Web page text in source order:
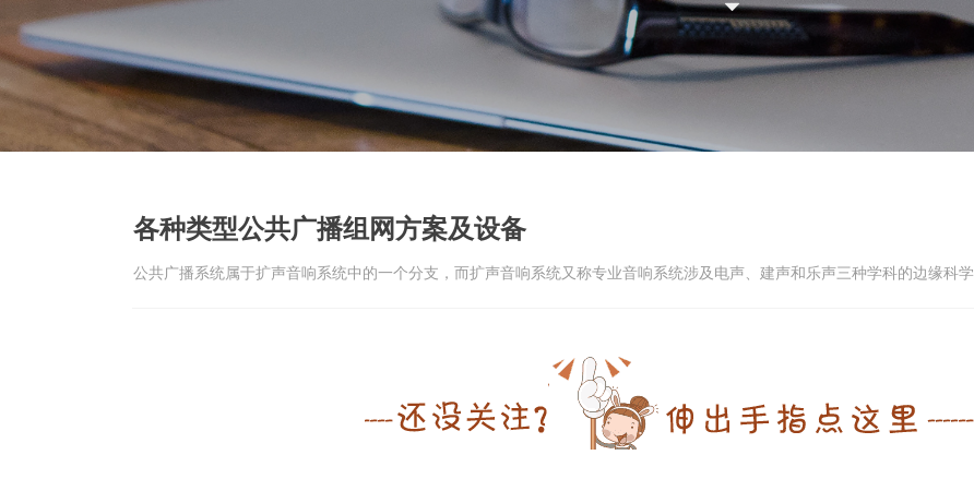
各种类型公共广播组网方案及设备
뀓
公共广播系统属于扩声音响系统中的一个分支，而扩声音响系统又称专业音响系统涉及电声、建声和乐声三种学科的边缘科学